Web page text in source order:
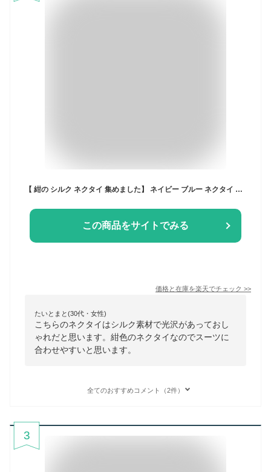
【 紺の シルク ネクタイ 集めました】 ネイビー ブルー ネクタイ 青 高級 上品 光沢 綺麗 無地 シンプル 藍 紺 ビジネス 仕事 冠婚葬祭 フォーマル 結婚式 パーティ スーツ プレゼント ギフト クリスマス 就活 大人 誕生日 入学式 成人式 メール便のみ送料無料 [M便 1/5]
この商品をサイトでみる
価格と在庫を楽天でチェック >>
たいとまと(30代・女性)
こちらのネクタイはシルク素材で光沢があっておし
ゃれだと思います。紺色のネクタイなのでスーツに
合わせやすいと思います。
全てのおすすめコメント（2件）
3